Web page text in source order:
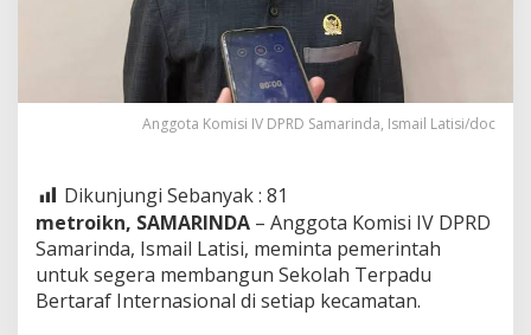
Anggota Komisi IV DPRD Samarinda, Ismail Latisi/doc
Dikunjungi Sebanyak : 81
metroikn, SAMARINDA – Anggota Komisi IV DPRD
Samarinda, Ismail Latisi, meminta pemerintah
untuk segera membangun Sekolah Terpadu
Bertaraf Internasional di setiap kecamatan.